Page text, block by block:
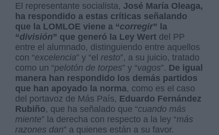
El representante socialista, José María Oleaga,
ha respondido a estas críticas señalando
que la LOMLOE viene a “corregir” la
“división” que generó la Ley Wert del PP
entre el alumnado, distinguiendo entre aquellos
con “excelencia” y “el resto”, a su juicio, tratado
como un “pelotón de torpes” y “vagos”. De igual
manera han respondido los demás partidos
que han apoyado la norma, como es el caso
del portavoz de Más País, Eduardo Fernández
Rubiño, que ha señalado que “cuando más
miente” la derecha con respecto a la ley “más
razones dan” a quienes están a su favor.